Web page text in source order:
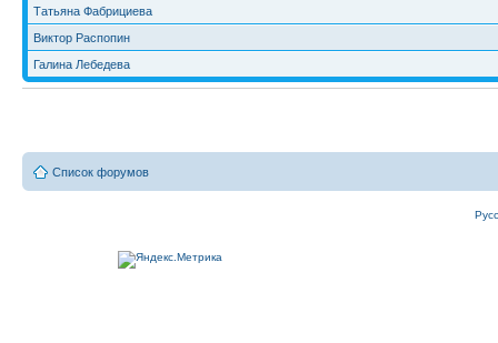
Татьяна Фабрициева
Виктор Распопин
Галина Лебедева
Список форумов